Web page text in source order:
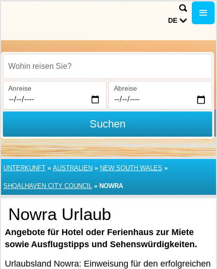
DE
Wohin reisen Sie?
Anreise Abreise
Suchen
UNTERKUNFT » AUSTRALIEN » NEW SOUTH WALES »
SHOALHAVEN CITY COUNCIL » NOWRA
Nowra Urlaub
Angebote für Hotel oder Ferienhaus zur Miete
sowie Ausflugstipps und Sehenswürdigkeiten.
Urlaubsland Nowra: Einweisung für den erfolgreichen